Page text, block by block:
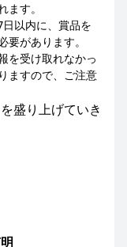
す。
以内に、賞品を
があります。
を受け取れなかっ
ますので、ご注意
盛り上げていき